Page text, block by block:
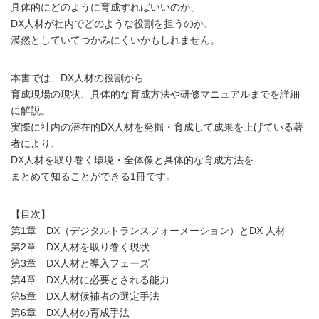
具体的にどのように育成すればいいのか、
DX人材が社内でどのような役割を担うのか、
漠然としていてつかみにくいかもしれません。
本書では、DX人材の役割から
育成現場の現状、具体的な育成方法や研修マニュアルまでを詳細
に解説。
実際に社内の潜在的DX人材を発掘・育成して成果を上げている著
者により、
DX人材を取り巻く環境・全体像と具体的な育成方法を
まとめて知ることができる1冊です。
【目次】
第1章 DX（デジタルトランスフォーメーション）とDX 人材
第2章 DX人材を取り巻く現状
第3章 DX人材と導入フェーズ
第4章 DX人材に必要とされる能力
第5章 DX人材候補者の選定手法
第6章 DX人材の育成手法